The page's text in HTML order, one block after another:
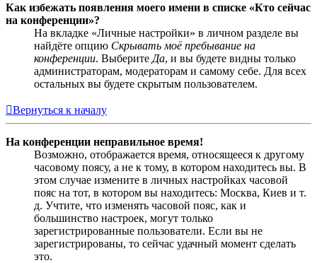
Как избежать появления моего имени в списке «Кто сейчас
на конференции»?
На вкладке «Личные настройки» в личном разделе вы
найдёте опцию Скрывать моё пребывание на
конференции. Выберите Да, и вы будете видны только
администраторам, модераторам и самому себе. Для всех
остальных вы будете скрытым пользователем.
Вернуться к началу
На конференции неправильное время!
Возможно, отображается время, относящееся к другому
часовому поясу, а не к тому, в котором находитесь вы. В
этом случае измените в личных настройках часовой
пояс на тот, в котором вы находитесь: Москва, Киев и т.
д. Учтите, что изменять часовой пояс, как и
большинство настроек, могут только
зарегистрированные пользователи. Если вы не
зарегистрированы, то сейчас удачный момент сделать
это.